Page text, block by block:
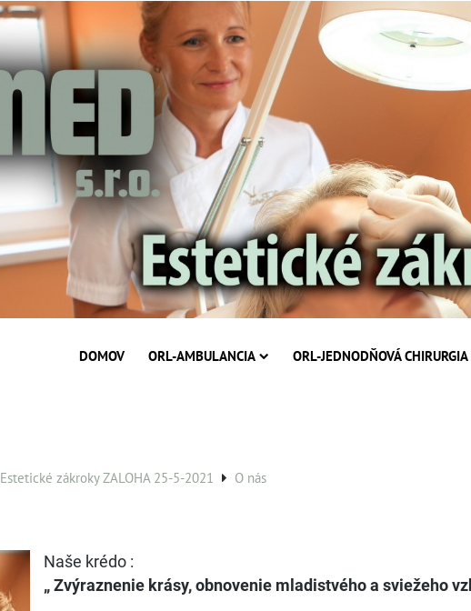
DOMOV ORL-AMBULANCIA ORL-JEDNODŇOVÁ CHIRURGIA
Estetické zákroky ZALOHA 25-5-2021 O nás
Naše krédo :
„ Zvýraznenie krásy, obnovenie mladistvého a sviežeho